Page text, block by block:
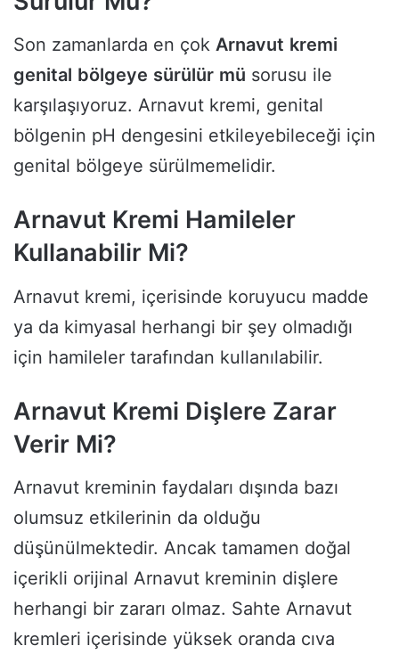
Son zamanlarda en çok Arnavut kremi
genital bölgeye sürülür mü sorusu ile
karşılaşıyoruz. Arnavut kremi, genital
bölgenin pH dengesini etkileyebileceği için
genital bölgeye sürülmemelidir.
Arnavut Kremi Hamileler
Kullanabilir Mi?
Arnavut kremi, içerisinde koruyucu madde
ya da kimyasal herhangi bir şey olmadığı
için hamileler tarafından kullanılabilir.
Arnavut Kremi Dişlere Zarar
Verir Mi?
Arnavut kreminin faydaları dışında bazı
olumsuz etkilerinin da olduğu
düşünülmektedir. Ancak tamamen doğal
içerikli orijinal Arnavut kreminin dişlere
herhangi bir zararı olmaz. Sahte Arnavut
kremleri içerisinde yüksek oranda cıva